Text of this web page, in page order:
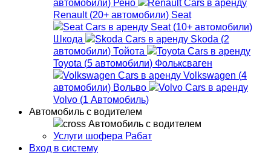
автомобили) Рено
Renault (20+ автомобили) Seat
Seat (10+ автомобили)
Шкода
Skoda (2
автомобили) Тойота
Toyota (5 автомобили) Фольксваген
Volkswagen (4
автомобили) Вольво
Volvo (1 Автомобиль)
Автомобиль с водителем
Автомобиль с водителем
Услуги шофера Рабат
Вход в систему